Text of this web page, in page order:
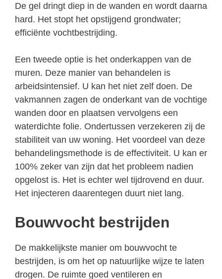
De gel dringt diep in de wanden en wordt daarna
hard. Het stopt het opstijgend grondwater;
efficiënte vochtbestrijding.
Een tweede optie is het onderkappen van de
muren. Deze manier van behandelen is
arbeidsintensief. U kan het niet zelf doen. De
vakmannen zagen de onderkant van de vochtige
wanden door en plaatsen vervolgens een
waterdichte folie. Ondertussen verzekeren zij de
stabiliteit van uw woning. Het voordeel van deze
behandelingsmethode is de effectiviteit. U kan er
100% zeker van zijn dat het probleem nadien
opgelost is. Het is echter wel tijdrovend en duur.
Het injecteren daarentegen duurt niet lang.
Bouwvocht bestrijden
De makkelijkste manier om bouwvocht te
bestrijden, is om het op natuurlijke wijze te laten
drogen. De ruimte goed ventileren en